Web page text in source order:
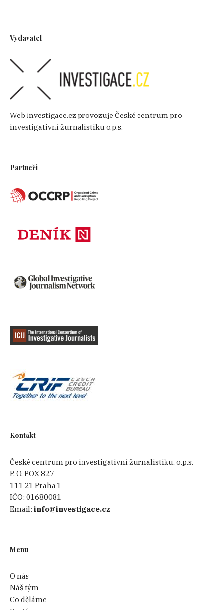
Vydavatel
Web investigace.cz provozuje České centrum pro
investigativní žurnalistiku o.p.s.
Partneři
Kontakt
České centrum pro investigativní žurnalistiku, o.p.s.
P. O. BOX 827
111 21 Praha 1
IČO:01680081
Email:info@investigace.cz
Menu
O nás
Náš tým
Co děláme